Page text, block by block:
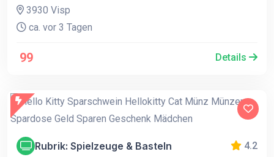
3930 Visp
ca. vor 3 Tagen
99 Details
Rubrik: Spielzeuge & Basteln 4.2